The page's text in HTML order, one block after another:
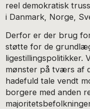
reel demokratisk
i Danmark, Norge,
Derfor er der brug
støtte for de
ligestillingspolitikker.
mønster på tværs af
hadefuld tale vendt
borgere med anden